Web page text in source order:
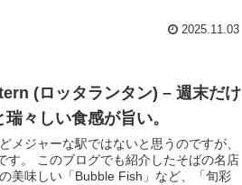
2025.11.03
(ロッタランタン) – 週末だけ
々しい食感が旨い。
メジャーな駅ではないと思うのですが、
す。 このブログでも紹介したそばの名店
美味しい「Bubble Fish」など、「旬彩